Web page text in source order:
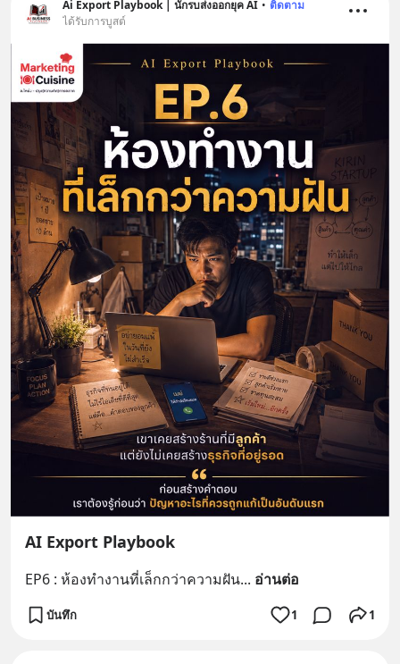
Ai Export Playbook | นักรบส่งออกยุค AI • ติดตาม
ได้รับการบูสต์
AI Export Playbook
EP6 : ห้องทำงานที่เล็กกว่าความฝัน... อ่านต่อ
บันทึก 1 1